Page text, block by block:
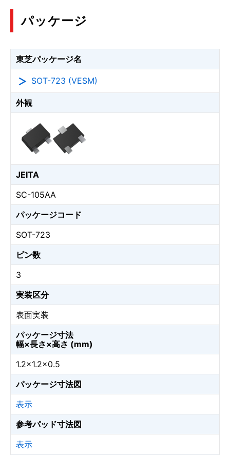
パッケージ
東芝パッケージ名
SOT-723 (VESM)
外観
JEITA
SC-105AA
パッケージコード
SOT-723
ピン数
3
実装区分
表面実装
パッケージ寸法
幅×長さ×高さ (mm)
1.2×1.2×0.5
パッケージ寸法図
表示
参考パッド寸法図
表示